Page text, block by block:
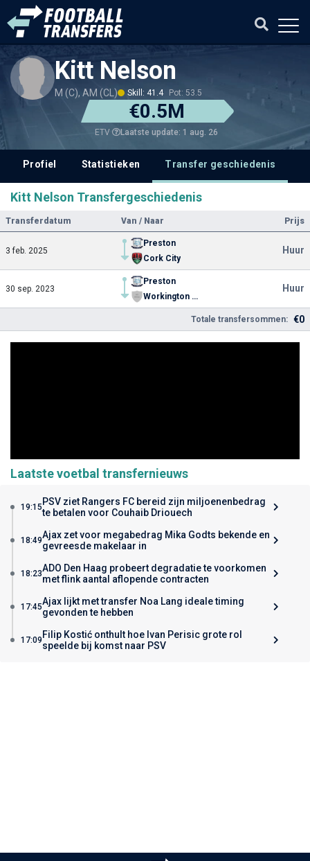
Kitt Nelson
M (C), AM (CL) Skill: 41.4 Pot: 53.5
€0.5M
ETV Laatste update: 1 aug. 26
Profiel Statistieken Transfer geschiedenis
Kitt Nelson Transfergeschiedenis
Transferdatum Van / Naar Prijs
3 feb. 2025
Preston
Cork City
Huur
30 sep. 2023
Preston
Workington AFC
Huur
Totale transfersommen: €0
Laatste voetbal transfernieuws
19:15 PSV ziet Rangers FC bereid zijn miljoenenbedrag
te betalen voor Couhaib Driouech
18:49Ajax zet voor megabedrag Mika Godts bekende en
gevreesde makelaar in
18:23ADO Den Haag probeert degradatie te voorkomen
met flink aantal aflopende contracten
17:45Ajax lijkt met transfer Noa Lang ideale timing
gevonden te hebben
17:09 Filip Kostić onthult hoe Ivan Perisic grote rol
speelde bij komst naar PSV